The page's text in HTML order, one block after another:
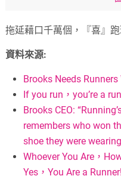
拖延藉口千萬個，『喜』跑
資料來源:
Brooks Needs
If you run，you’re a
Brooks CEO:
remembers who won
shoe they were wearing
Whoever You Are，
Yes，You Are a Runner!